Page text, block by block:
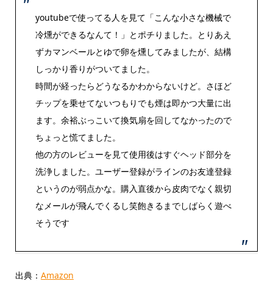
youtubeで使ってる人を見て「こんな小さな機械で
冷燻ができるなんて！」とポチりました。とりあえ
ずカマンベールとゆで卵を燻してみましたが、結構
しっかり香りがついてました。
時間が経ったらどうなるかわからないけど。さほど
チップを乗せてないつもりでも煙は即かつ大量に出
ます。余裕ぶっこいて換気扇を回してなかったので
ちょっと慌てました。
他の方のレビューを見て使用後はすぐヘッド部分を
洗浄しました。ユーザー登録がラインのお友達登録
というのが弱点かな。購入直後から皮肉でなく親切
なメールが飛んでくるし笑飽きるまでしばらく遊べ
そうです
出典： Amazon